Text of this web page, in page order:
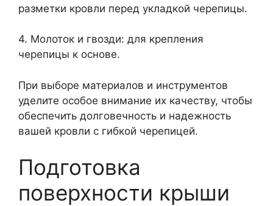
разметки кровли перед укладкой черепицы.
4. Молоток и гвозди: для крепления
черепицы к основе.
При выборе материалов и инструментов
уделите особое внимание их качеству, чтобы
обеспечить долговечность и надежность
вашей кровли с гибкой черепицей.
Подготовка
поверхности крыши